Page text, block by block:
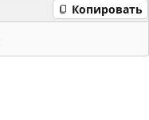
Копировать